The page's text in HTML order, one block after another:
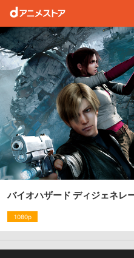
バイオハザード ディジェネレ
1080p